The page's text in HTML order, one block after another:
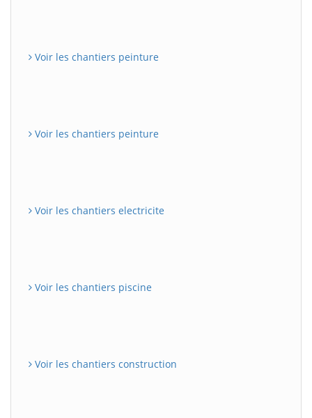
Voir les chantiers peinture
Voir les chantiers peinture
Voir les chantiers electricite
Voir les chantiers piscine
Voir les chantiers construction